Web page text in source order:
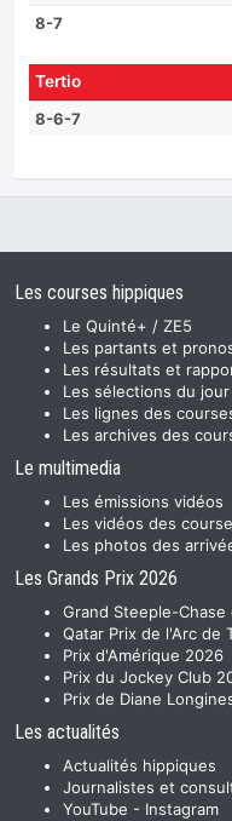
8-7
Tertio
8-6-7
Les courses hippiques
Le Quinté+ / ZE5
Les partants et
Les résultats et
Les sélections du jour
Les lignes des
Les archives des
Le multimedia
Les émissions vidéos
Les vidéos des
Les photos des
Les Grands Prix 2026
Grand Steeple-Chase
Qatar Prix de l'Arc de
Prix d'Amérique 2026
Prix du Jockey Club
Prix de Diane
Les actualités
Actualités hippiques
Journalistes et
YouTube - Instagram